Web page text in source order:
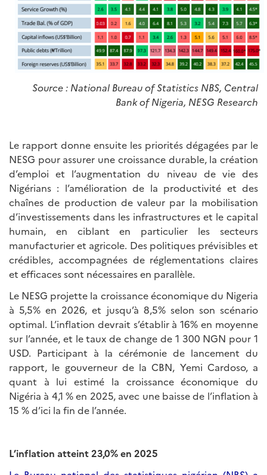
Source: National Bureau of Statistics NBS, Central
Bank of Nigeria, NESG Research
Le rapport donne ensuite les priorités dégagées par le
NESG pour assurer une croissance durable, la création
d’emploi et l’augmentation du niveau de vie des
Nigérians : l’amélioration de la productivité et des
chaînes de production de valeur par la mobilisation
d’investissements dans les infrastructures et le capital
humain, en ciblant en particulier les secteurs
manufacturier et agricole. Des politiques prévisibles et
crédibles, accompagnées de réglementations claires
et efficaces sont nécessaires en parallèle.
Le NESG projette la croissance économique du Nigeria
à 5,5% en 2026, et jusqu’à 8,5% selon son scénario
optimal. L’inflation devrait s’établir à 16% en moyenne
sur l’année, et le taux de change de 1 300 NGN pour 1
USD. Participant à la cérémonie de lancement du
rapport, le gouverneur de la CBN, Yemi Cardoso, a
quant à lui estimé la croissance économique du
Nigéria à 4,1 % en 2025, avec une baisse de l’inflation à
15 % d’ici la fin de l’année.
L’inflation atteint 23,0% en 2025